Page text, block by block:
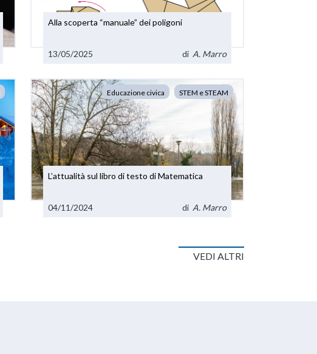
Alla scoperta “manuale” dei poligoni
13/05/2025 di A. Marro
Educazione civica STEM e STEAM
L’attualità sul libro di testo di Matematica
04/11/2024 di A. Marro
VEDI ALTRI